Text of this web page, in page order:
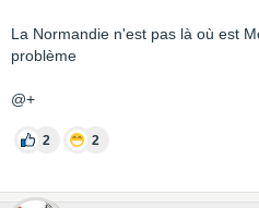
La Normandie n'est pas là où est
problème
@+
2 2